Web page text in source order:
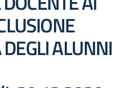
ALUNNI